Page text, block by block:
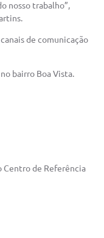
nosso trabalho”,
de comunicação
bairro Boa Vista.
Centro de Referência